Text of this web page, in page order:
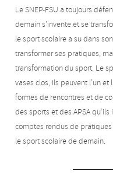
Le SNEP-FSU a toujours
demain s’invente et se
le sport scolaire a su dans
transformer ses pratiques,
transformation du sport. Le
vases clos, ils peuvent l’un
formes de rencontres et de
des sports et des APSA
comptes rendus de
le sport scolaire de demain.